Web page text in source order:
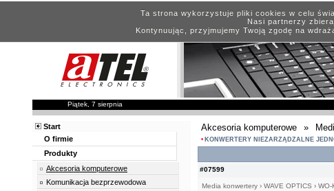
Ta strona wykorzystuje pliki cookies w celu
Nasi partnerzy
Kontynuując, przyjmujemy Twoją zgodę na
Piątek, 7 sierpnia
Akcesoria komputerowe »
KONWERTERY NIEZARZĄDZALNE
#07599
Media konwertery › WAVE OPTICS › WO-
Start
O firmie
Produkty
Akcesoria komputerowe
Komunikacja bezprzewodowa